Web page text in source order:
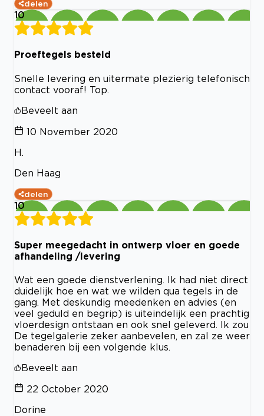
delen
10
Proeftegels besteld
Snelle levering en uitermate plezierig telefonisch
contact vooraf! Top.
Beveelt aan
10 November 2020
H.
Den Haag
delen
10
Super meegedacht in ontwerp vloer en goede
afhandeling /levering
Wat een goede dienstverlening. Ik had niet direct
duidelijk hoe en wat we wilden qua tegels in de
gang. Met deskundig meedenken en advies (en
veel geduld en begrip) is uiteindelijk een prachtig
vloerdesign ontstaan en ook snel geleverd. Ik zou
De tegelgalerie zeker aanbevelen, en zal ze weer
benaderen bij een volgende klus.
Beveelt aan
22 October 2020
Dorine